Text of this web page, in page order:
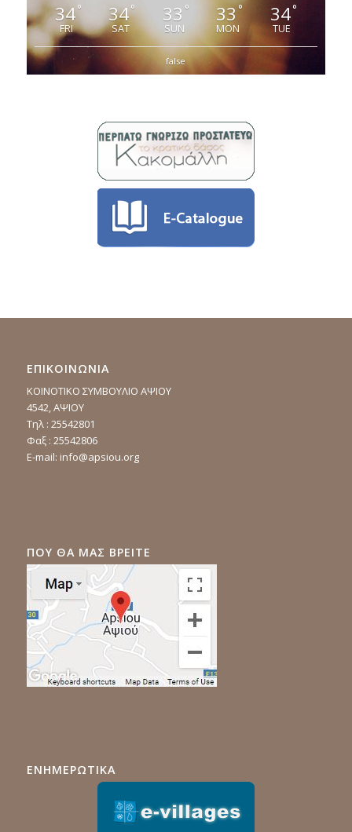
34°
FRI
34°
SAT
33 °
SUN
33 °
MON
34°
TUE
false
ΕΠΙΚΟΙΝΩΝΙΑ
ΚΟΙΝΟΤΙΚΟ ΣΥΜΒΟΥΛΙΟ ΑΨΙΟΥ
4542, ΑΨΙΟΥ
Τηλ : 25542801
Φαξ : 25542806
E-mail: info@apsiou.org
ΠΟΥ ΘΑ ΜΑΣ ΒΡΕΙΤΕ
ΕΝΗΜΕΡΩΤΙΚΑ